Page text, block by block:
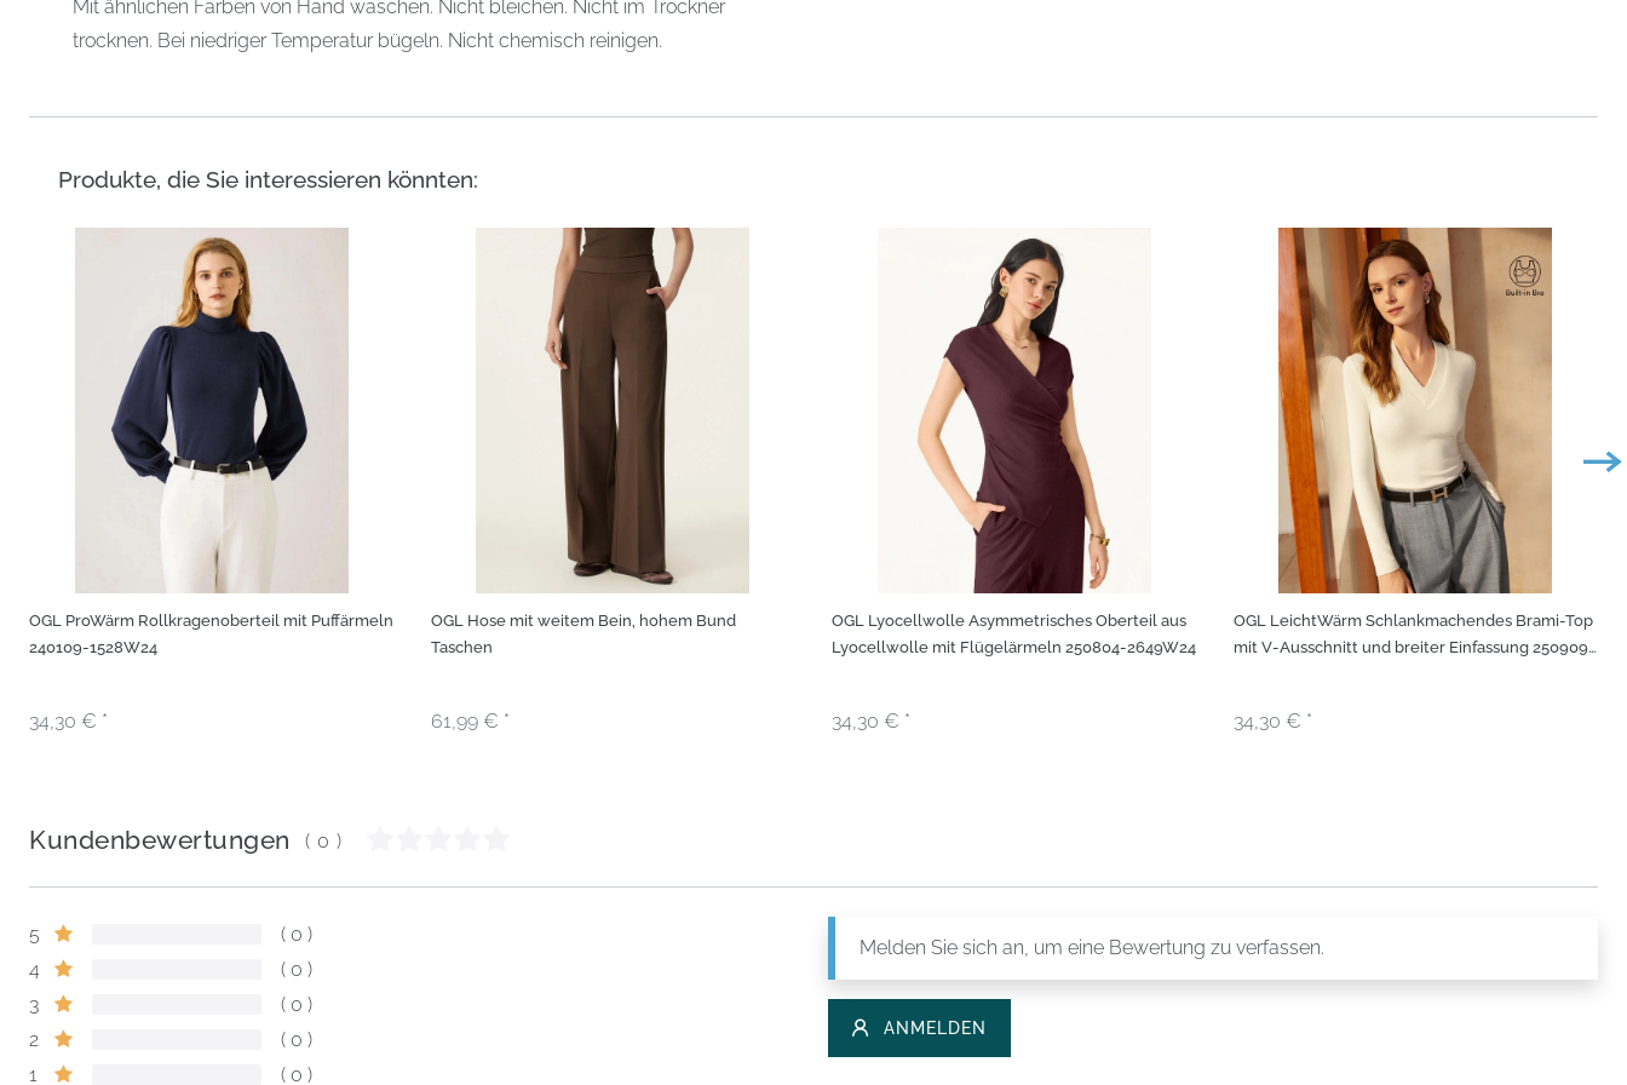
Mit ähnlichen Farben von Hand waschen. Nicht bleichen. Nicht im Trockner
trocknen. Bei niedriger Temperatur bügeln. Nicht chemisch reinigen.
Produkte, die Sie interessieren könnten:
OGL ProWärm Rollkragenoberteil mit Puffärmeln
240109-1528W24
34,30 € *
OGL Hose mit weitem Bein, hohem Bund
Taschen
61,99 € *
OGL Lyocellwolle Asymmetrisches Oberteil aus
Lyocellwolle mit Flügelärmeln 250804-2649W24
34,30 € *
OGL LeichtWärm Schlankmachendes Brami-Top
mit V-Ausschnitt und breiter Einfassung 250909-
34,30 € *
Kundenbewertungen (0)
5
0
4
0
3
0
2
0
1
0
Melden Sie sich an, um eine Bewertung zu verfassen.
ANMELDEN